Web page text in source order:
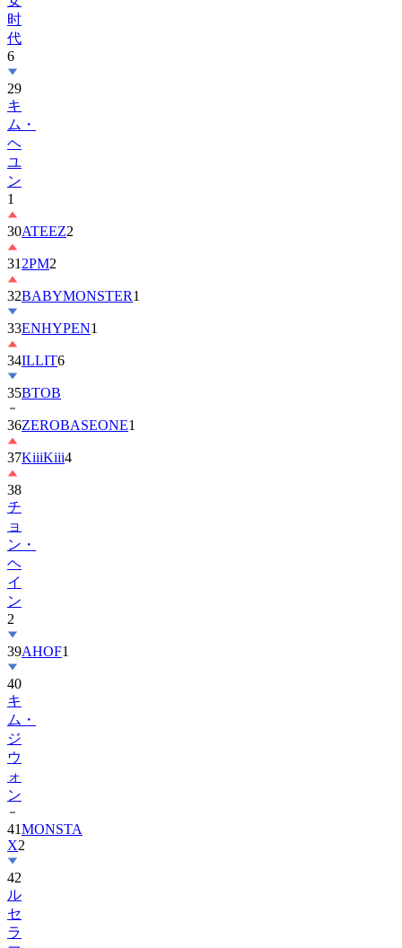
代
6
29
キ
ム・
ヘ
ユ
ン
1
30
312PM2
32 BABYMONSTER
33ENHYPEN1
34ILLIT6
35BTOB
36ZEROBASEONE
37KiiiKiii4
38
チ
ョ
ン・
ヘ
イ
ン
2
39
40
キ
ム・
ジ
ウ
ォ
ン
41
X
42
ル
セ
ラ
フ
ィ